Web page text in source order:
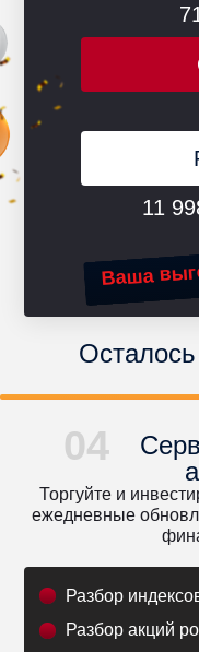
Ваша
11
04
Торгуйте и
ежедневные
Разбор
Разбор акций